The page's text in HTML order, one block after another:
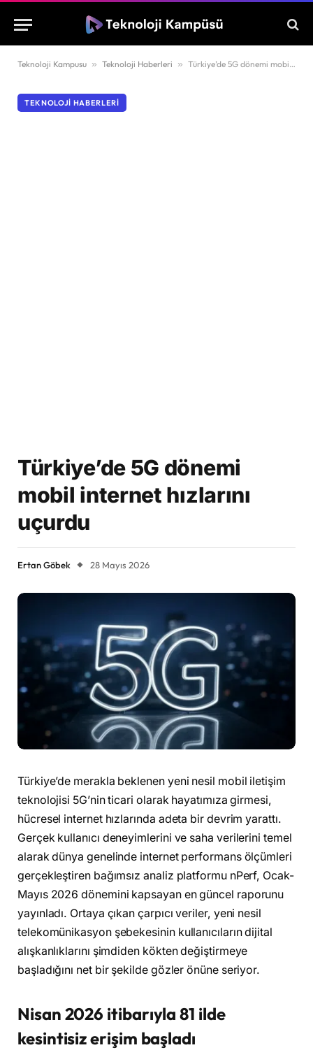
Teknoloji Kampusu » Teknoloji Haberleri » Türkiye’de 5G dönemi mobil internet hızlarını uçurdu
TEKNOLOJI HABERLERI
Türkiye’de 5G dönemi
mobil internet hızlarını
uçurdu
Ertan Göbek 28 Mayıs 2026
Türkiye’de merakla beklenen yeni nesil mobil iletişim
teknolojisi 5G’nin ticari olarak hayatımıza girmesi,
hücresel internet hızlarında adeta bir devrim yarattı.
Gerçek kullanıcı deneyimlerini ve saha verilerini temel
alarak dünya genelinde internet performans ölçümleri
gerçekleştiren bağımsız analiz platformu nPerf, Ocak-
Mayıs 2026 dönemini kapsayan en güncel raporunu
yayınladı. Ortaya çıkan çarpıcı veriler, yeni nesil
telekomünikasyon şebekesinin kullanıcıların dijital
alışkanlıklarını şimdiden kökten değiştirmeye
başladığını net bir şekilde gözler önüne seriyor.
Nisan 2026 itibarıyla 81 ilde
kesintisiz erişim başladı